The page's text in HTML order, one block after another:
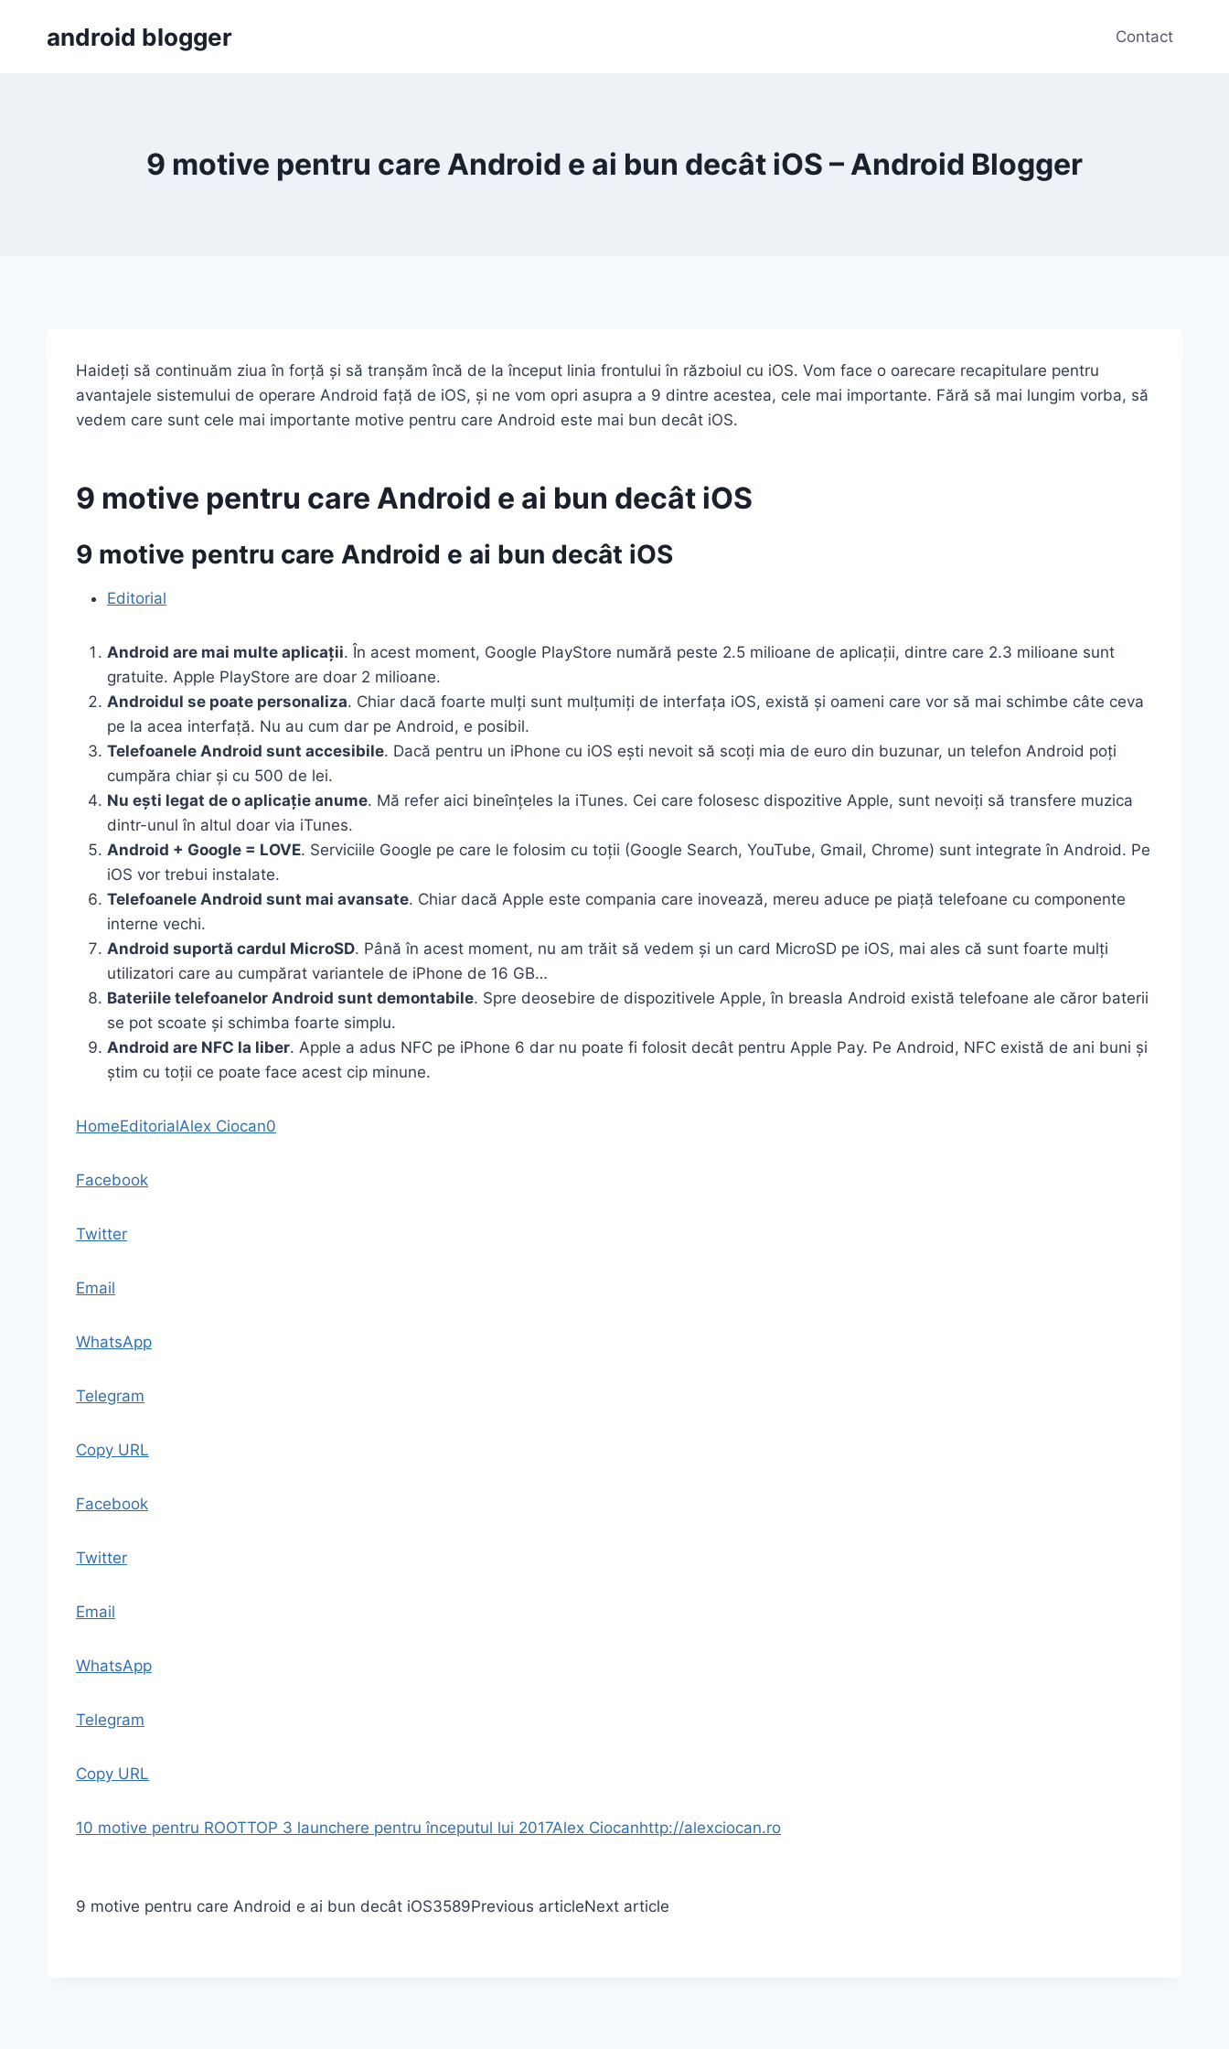
android blogger Contact
9 motive pentru care Android e ai bun decât iOS – Android Blogger
Haideți să continuăm ziua în forță și să tranșăm încă de la început linia frontului în războiul cu iOS. Vom face o oarecare recapitulare pentru
avantajele sistemului de operare Android față de iOS, și ne vom opri asupra a 9 dintre acestea, cele mai importante. Fără să mai lungim vorba, să
vedem care sunt cele mai importante motive pentru care Android este mai bun decât iOS.
9 motive pentru care Android e ai bun decât iOS
9 motive pentru care Android e ai bun decât iOS
Editorial
Android are mai multe aplicații. În acest moment, Google PlayStore numără peste 2.5 milioane de aplicații, dintre care 2.3 milioane sunt
gratuite. Apple PlayStore are doar 2 milioane.
Androidul se poate personaliza. Chiar dacă foarte mulți sunt mulțumiți de interfața iOS, există și oameni care vor să mai schimbe câte ceva
pe la acea interfață. Nu au cum dar pe Android, e posibil.
Telefoanele Android sunt accesibile. Dacă pentru un iPhone cu iOS ești nevoit să scoți mia de euro din buzunar, un telefon Android poți
cumpăra chiar și cu 500 de lei.
Nu ești legat de o aplicație anume. Mă refer aici bineînțeles la iTunes. Cei care folosesc dispozitive Apple, sunt nevoiți să transfere muzica
dintr-unul în altul doar via iTunes.
Android + Google = LOVE. Serviciile Google pe care le folosim cu toții (Google Search, YouTube, Gmail, Chrome) sunt integrate în Android. Pe
iOS vor trebui instalate.
Telefoanele Android sunt mai avansate. Chiar dacă Apple este compania care inovează, mereu aduce pe piață telefoane cu componente
interne vechi.
Android suportă cardul MicroSD. Până în acest moment, nu am trăit să vedem și un card MicroSD pe iOS, mai ales că sunt foarte mulți
utilizatori care au cumpărat variantele de iPhone de 16 GB…
Bateriile telefoanelor Android sunt demontabile. Spre deosebire de dispozitivele Apple, în breasla Android există telefoane ale căror baterii
se pot scoate și schimba foarte simplu.
Android are NFC la liber. Apple a adus NFC pe iPhone 6 dar nu poate fi folosit decât pentru Apple Pay. Pe Android, NFC există de ani buni și
știm cu toții ce poate face acest cip minune.
HomeEditorialAlex Ciocan0
Facebook
Twitter
Email
WhatsApp
Telegram
Copy URL
Facebook
Twitter
Email
WhatsApp
Telegram
Copy URL
10 motive pentru ROOTTOP 3 launchere pentru începutul lui 2017Alex Ciocanhttp://alexciocan.ro
9 motive pentru care Android e ai bun decât iOS3589Previous articleNext article